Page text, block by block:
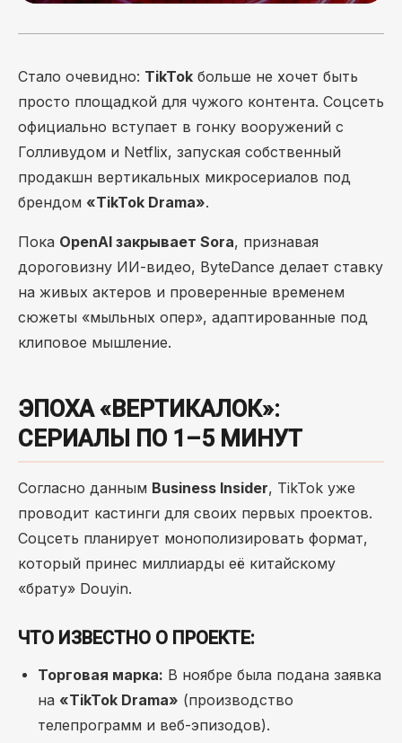
Стало очевидно: TikTok больше не хочет быть
просто площадкой для чужого контента. Соцсеть
официально вступает в гонку вооружений с
Голливудом и Netflix, запуская собственный
продакшн вертикальных микросериалов под
брендом «TikTok Drama».
Пока OpenAI закрывает Sora, признавая
дороговизну ИИ-видео, ByteDance делает ставку
на живых актеров и проверенные временем
сюжеты «мыльных опер», адаптированные под
клиповое мышление.
ЭПОХА «ВЕРТИКАЛОК»:
СЕРИАЛЫ ПО 1–5 МИНУТ
Согласно данным Business Insider, TikTok уже
проводит кастинги для своих первых проектов.
Соцсеть планирует монополизировать формат,
который принес миллиарды её китайскому
«брату» Douyin.
ЧТО ИЗВЕСТНО О ПРОЕКТЕ:
Торговая марка: В ноябре была подана заявка
на «TikTok Drama» (производство
телепрограмм и веб-эпизодов).